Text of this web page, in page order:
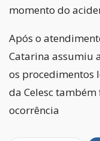
momento do
Após o
Catarina assumiu
os procedimentos
da Celesctambém
ocorrência